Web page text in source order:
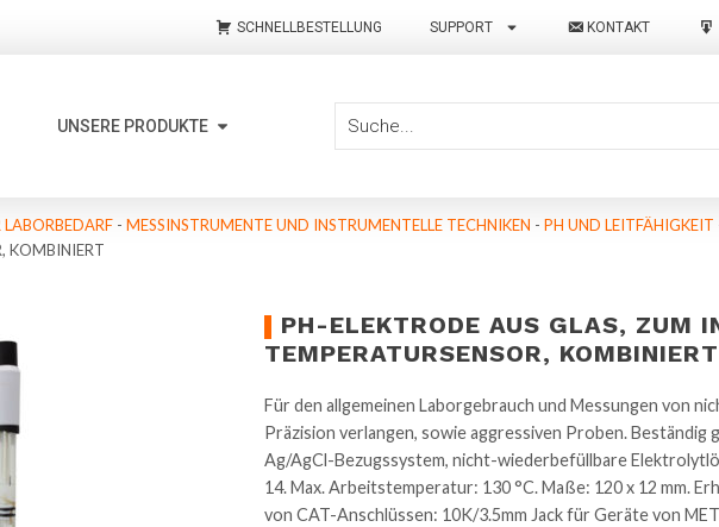
SCHNELLBESTELLUNG SUPPORT KONTAKT
UNSERE PRODUKTE
LABORBEDARF - MESSINSTRUMENTE UND INSTRUMENTELLE TECHNIKEN - PH UND LEITFÄHIGKEIT
KOMBINIERT
PH-ELEKTRODE AUS GLAS, ZUM
TEMPERATURSENSOR, KOMBINIERT
Für den allgemeinen Laborgebrauch und Messungen von
Präzision verlangen, sowie aggressiven Proben.
Ag/AgCl-Bezugssystem, nicht-wiederbefüllbare
14. Max. Arbeitstemperatur: 130 °C. Maße: 120 x 12 mm.
von CAT-Anschlüssen: 10K/3.5mm Jack für Geräte von